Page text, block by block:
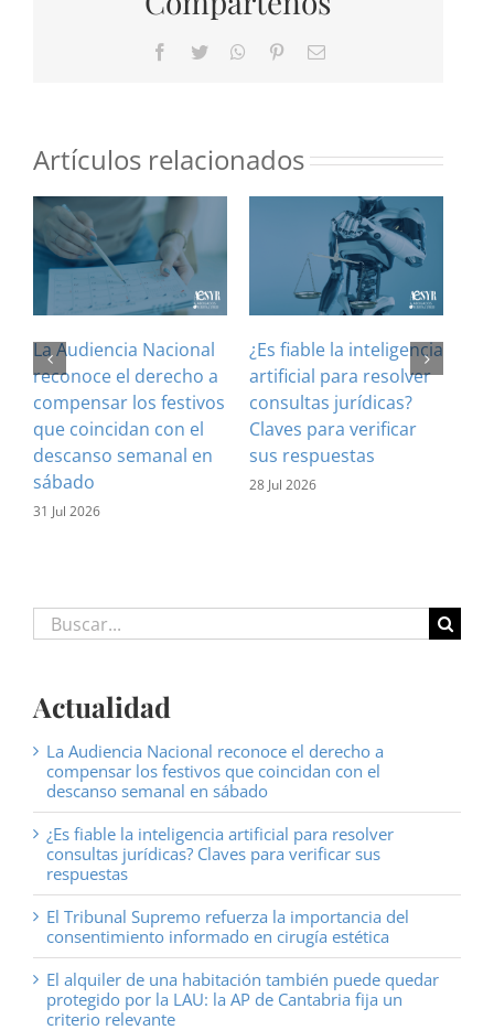
Facebook
Twitter WhatsApp
PinterestCorreo
Artículos relacionados
La Audiencia Nacional
reconoce el derecho a
compensar los festivos
que coincidan con el
descanso semanal en
sábado
31 Jul 2026
¿Es fiable la inteligencia
artificial para resolver
consultas jurídicas?
Claves para verificar
sus respuestas
28 Jul 2026
Buscar:
Actualidad
La Audiencia Nacional reconoce el derecho a
compensar los festivos que coincidan con el
descanso semanal en sábado
¿Es fiable la inteligencia artificial para resolver
consultas jurídicas? Claves para verificar sus
respuestas
El Tribunal Supremo refuerza la importancia del
consentimiento informado en cirugía estética
El alquiler de una habitación también puede quedar
protegido por la LAU: la AP de Cantabria fija un
criterio relevante